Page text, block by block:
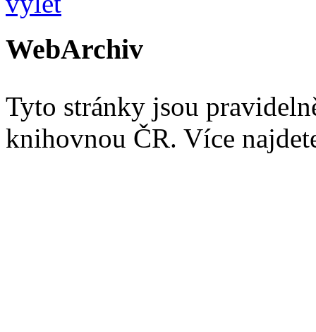
WebArchiv
Tyto stránky jsou
knihovnou ČR. Více